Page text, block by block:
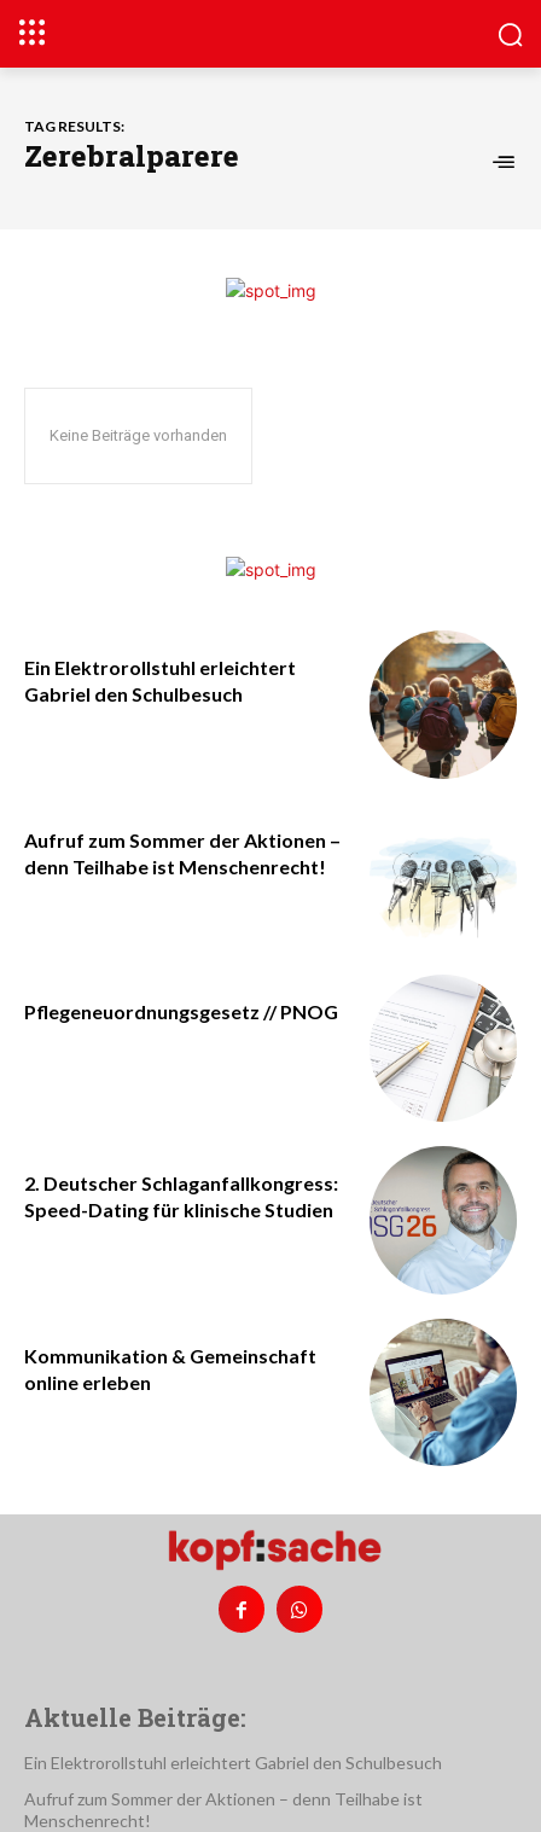
TAG RESULTS:
Zerebralparere
Keine Beiträge vorhanden
Ein Elektrorollstuhl erleichtert
Gabriel den Schulbesuch
Aufruf zum Sommer der Aktionen –
denn Teilhabe ist Menschenrecht!
Pflegeneuordnungsgesetz // PNOG
2. Deutscher Schlaganfallkongress:
Speed-Dating für klinische Studien
Kommunikation & Gemeinschaft
online erleben
Aktuelle Beiträge:
Ein Elektrorollstuhl erleichtert Gabriel den Schulbesuch
Aufruf zum Sommer der Aktionen – denn Teilhabe ist
Menschenrecht!